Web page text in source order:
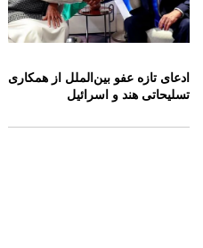
ادعای تازه عفو بین‌الملل از همکاری
تسلیحاتی هند و اسرائیل